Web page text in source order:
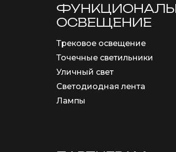
ОСВЕЩЕНИЕ
Трековое освещение
Точечные светильники
Уличный свет
Светодиодная лента
Лампы